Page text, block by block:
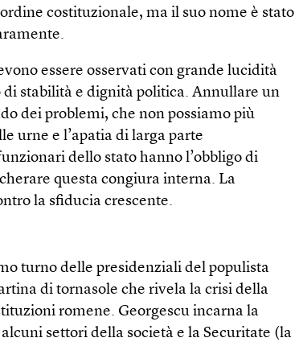
costituzionale, ma il suo nome è stato
essere osservati con grande lucidità
stabilità e dignità politica. Annullare un
dei problemi, che non possiamo più
urne e l’apatia di larga parte
dello stato hanno l’obbligo di
questa congiura interna. La
la sfiducia crescente.
turno delle presidenziali del populista
di tornasole che rivela la crisi della
romene. Georgescu incarna la
settori della società e la Securitate (la